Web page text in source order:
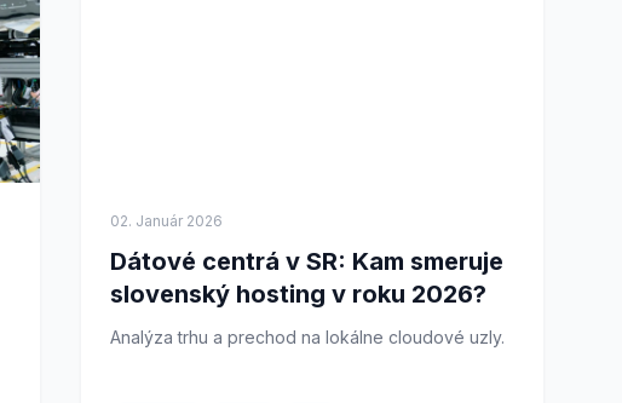
02. Január 2026
Dátové centrá v SR: Kam smeruje
slovenský hosting v roku 2026?
Analýza trhu a prechod na lokálne cloudové uzly.